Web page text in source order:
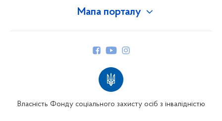
Мапа порталу
Власність Фонду соціального захисту осіб з інвалідністю